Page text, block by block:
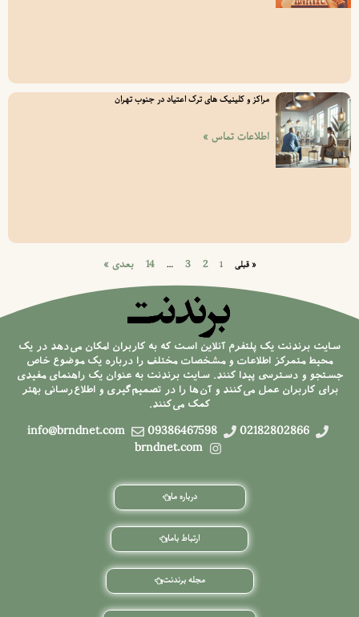
مراکز و کلینیک های ترک اعتیاد در جنوب تهران
اطلاعات تماس »
« قبلی 1
2
3
…
14 بعدی »
سایت برندنت یک پلتفرم آنلاین است که به کاربران امکان می‌دهد در یک
محیط متمرکز اطلاعات و مشخصات مختلف را درباره یک موضوع خاص
جستجو و دسترسی پیدا کنند. سایت برندنت به عنوان یک راهنمای مفیدی
برای کاربران عمل می‌کنند و آن‌ها را در تصمیم‌گیری و اطلاع‌رسانی بهتر
کمک می‌کنند.
02182802866
09386467598
info@brndnet.com
brndnet.com
درباره ما
ارتباط باما
مجله برندنت